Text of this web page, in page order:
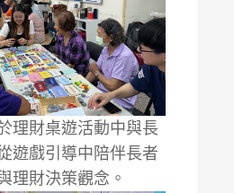
理財桌遊活動中與長
遊戲引導中陪伴長者
理財決策觀念。